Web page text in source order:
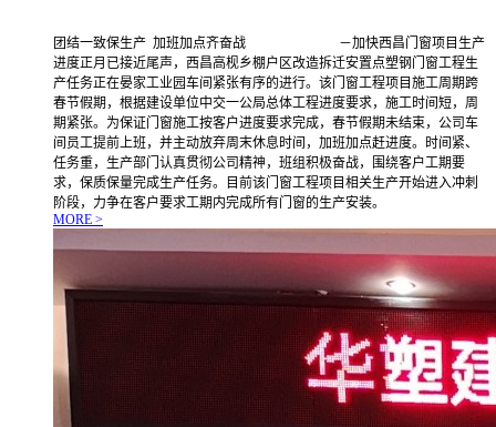
团结一致保生产 加班加点齐奋战 －加快西昌门窗项目生产
进度正月已接近尾声，西昌高枧乡棚户区改造拆迁安置点塑钢门窗工程生
产任务正在晏家工业园车间紧张有序的进行。该门窗工程项目施工周期跨
春节假期，根据建设单位中交一公局总体工程进度要求，施工时间短，周
期紧张。为保证门窗施工按客户进度要求完成，春节假期未结束，公司车
间员工提前上班，并主动放弃周末休息时间，加班加点赶进度。时间紧、
任务重，生产部门认真贯彻公司精神，班组积极奋战，围绕客户工期要
求，保质保量完成生产任务。目前该门窗工程项目相关生产开始进入冲刺
阶段，力争在客户要求工期内完成所有门窗的生产安装。
MORE >